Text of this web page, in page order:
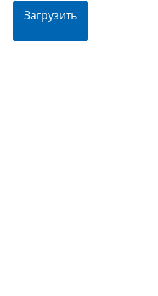
Загрузить